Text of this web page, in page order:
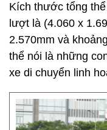
Kích thước tổng
lượt là (4.060 x
2.570mm và
thể nói là những
xe di chuyển linh